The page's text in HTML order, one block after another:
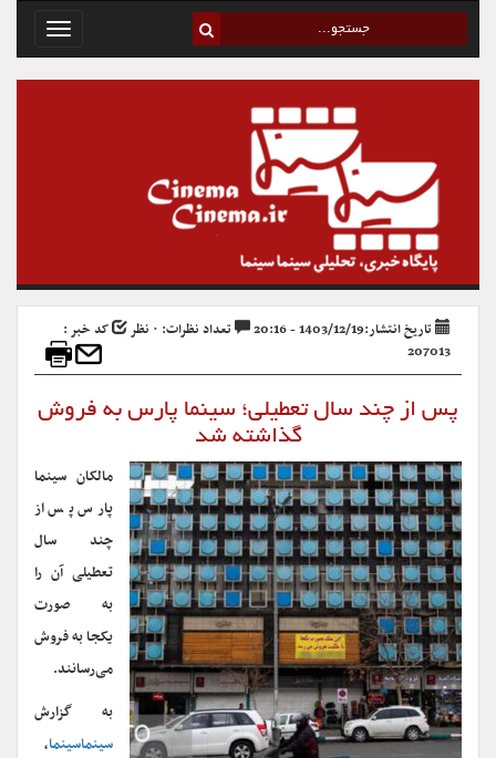
Toggle
تاریخ انتشار:1403/12/19 - 20:16 تعداد نظرات: ۰ نظر
کد خبر :
207013
پس از چند سال تعطیلی؛ سینما پارس به فروش
گذاشته شد
مالکان سینما
پارس پس از
چند سال
تعطیلی آن را
به صورت
یکجا به فروش
می‌رسانند.
به گزارش
سینماسینما،